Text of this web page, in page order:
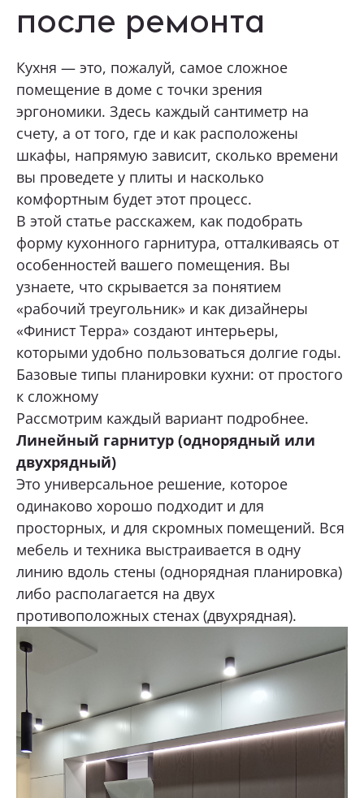
после ремонта
Кухня — это, пожалуй, самое сложное
помещение в доме с точки зрения
эргономики. Здесь каждый сантиметр на
счету, а от того, где и как расположены
шкафы, напрямую зависит, сколько времени
вы проведете у плиты и насколько
комфортным будет этот процесс.
В этой статье расскажем, как подобрать
форму кухонного гарнитура, отталкиваясь от
особенностей вашего помещения. Вы
узнаете, что скрывается за понятием
«рабочий треугольник» и как дизайнеры
«Финист Терра» создают интерьеры,
которыми удобно пользоваться долгие годы.
Базовые типы планировки кухни: от простого
к сложному
Рассмотрим каждый вариант подробнее.
Линейный гарнитур (однорядный или
двухрядный)
Это универсальное решение, которое
одинаково хорошо подходит и для
просторных, и для скромных помещений. Вся
мебель и техника выстраивается в одну
линию вдоль стены (однорядная планировка)
либо располагается на двух
противоположных стенах (двухрядная).
Опишите ваши пожелания и предпочтения
Прикрепить файл (1 файл, до 10 Мб)
Я даю согласие наобработку
персональных данных
Я принимаю условияполитики
конфиденциальности
ОТПРАВИТЬ
Нажимая кнопку «Отправить», я даю свое согласие
на обработку моих персональных данных, в соответствии с
Федеральным законом от 27.07.2006 года № 152-ФЗ
«О персональных данных», на условиях и для целей,
определенных в Согласии на обработку персональных данных *
Нижний Тагил, ул. Космонавтов, 13а
Перейти
Екатеринбург, ул. Академика Сахарова, 53
+7 (969) 777-61-44
Екатеринбург, ул. Щорса, 96
+7 (969) 999-24-85
Перейти
Тюмень, Мельникайте, 104, ТД «Премьер
Дом», 2 этаж
+7 (967) 555-68-60
Перейти
Тюмень, 30 лет Победы, 7, стр.5, ТЦ «Новый
Магнат» 1 этаж.
+7 (922) 003-11-44
Перейти
Тюмень, д. Патрушева, ул. Михаила
Лермонтова, 6
+7 (922) 073-10-75
Перейти
Сургут, ул. Маяковского, 57, Интерьер-
Центр «Гулливер»
+7 (967) 555-49-07
Перейти